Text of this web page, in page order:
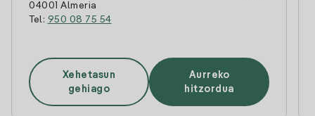
04001 Almeria
Tel: 950 08 75 54
Xehetasun
gehiago
Aurreko
hitzordua